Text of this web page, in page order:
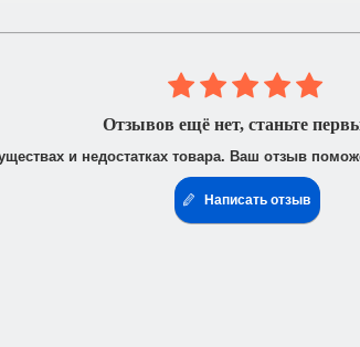
лицами. После получения
доверенность от фирмы-плательщика.
Отзывов ещё нет, станьте
и недостатках товара. Ваш отзыв
Написать отзыв